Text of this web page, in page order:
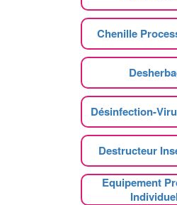
Chenille
Désinfection-
Destructeur
Equipement